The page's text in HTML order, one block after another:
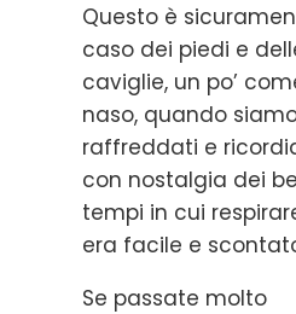
Questo è
caso dei piedi e
caviglie, un po’
naso, quando
raffreddati e
con nostalgia dei
tempi in cui
era facile e
Se passate molto